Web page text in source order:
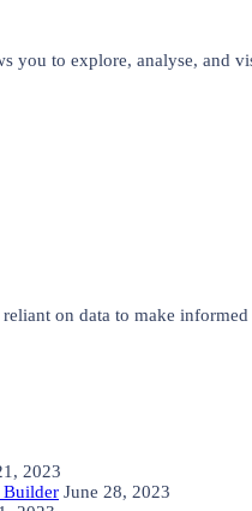
you to explore, analyse, and
on data to make
2023
Builder June 28, 2023